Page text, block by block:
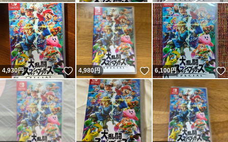
4,930円 いいね！
4,980円 いいね！
6,100円